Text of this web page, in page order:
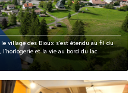
village des Bioux s’est étendu au fil du
et la vie au bord du lac.